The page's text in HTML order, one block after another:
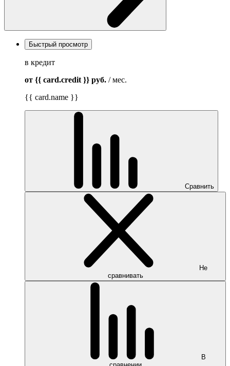
Быстрый просмотр
в кредит
от {{ card.credit }} руб. / мес.
{{ card.name }}
Сравнить
Не
сравнивать
В